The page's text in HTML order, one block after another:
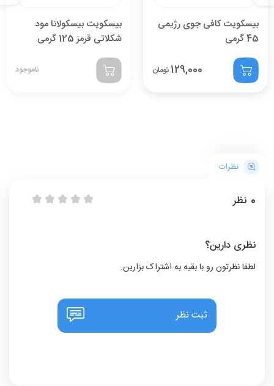
بیسکویت کافی جوی رژیمی
45 گرمی
129,000تومان
بیسکویت بیسکولاتا مود
شکلاتی قرمز 125 گرمی
ناموجود
نظرات
0 نظر
نظری دارین؟
لطفا نظرتون رو با بقیه به اشتراک بزارین.
ثبت نظر